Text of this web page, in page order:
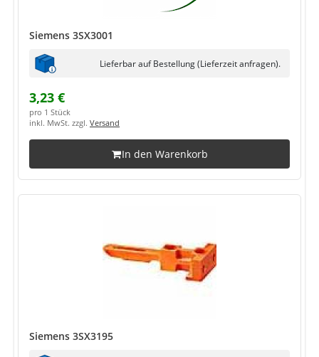
Siemens 3SX3001
Lieferbar auf Bestellung (Lieferzeit anfragen).
3,23 €
pro 1 Stück
inkl. MwSt. zzgl. Versand
In den Warenkorb
Siemens 3SX3195